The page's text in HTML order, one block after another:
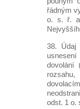
řádným
o. s. ř. a
38. Údaj
dovolání
odst. 1 o.